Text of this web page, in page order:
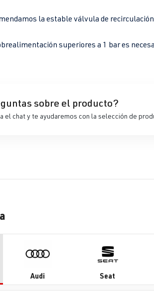
la estable válvula de
superiores a 1 bar es
sobre el producto?
el chat y te ayudaremos con la selección de
Audi Seat